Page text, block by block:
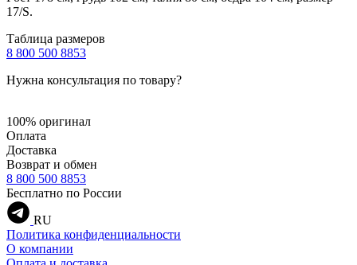
17/S.
Таблица размеров
8 800 500 8853
Нужна консультация по товару?
100% оригинал
Оплата
Доставка
Возврат и обмен
8 800 500 8853
Бесплатно по России
RU
Политика конфиденциальности
О компании